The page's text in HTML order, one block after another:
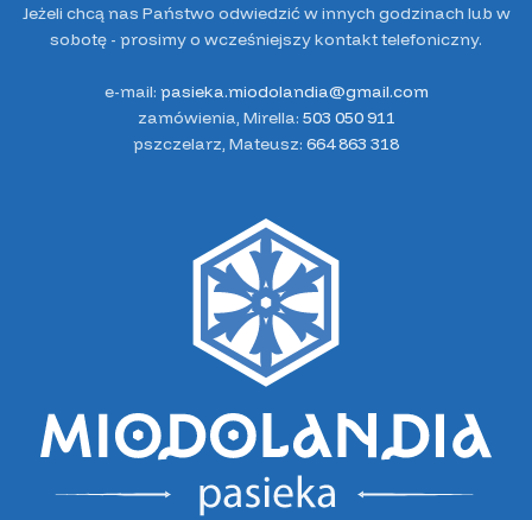
Jeżeli chcą nas Państwo odwiedzić w innych godzinach lub w
sobotę - prosimy o wcześniejszy kontakt telefoniczny.
e-mail: pasieka.miodolandia@gmail.com
zamówienia, Mirella: 503 050 911
pszczelarz, Mateusz: 664 863 318